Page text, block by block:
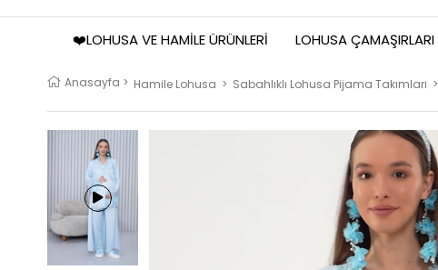
❤️LOHUSA VE HAMILE ÜRÜNLERI LOHUSA ÇAMAŞIRLARI
Anasayfa > Hamile Lohusa > Sabahlıklı Lohusa Pijama Takımları >